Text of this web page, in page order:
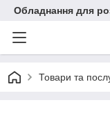
Обладнання для
Товари та